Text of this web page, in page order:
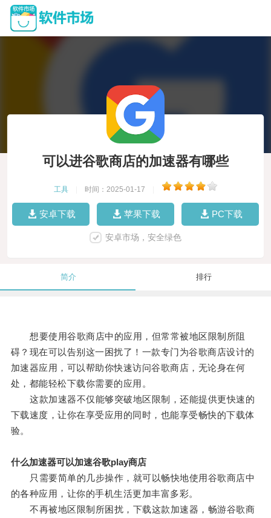
可以进谷歌商店的加速器有哪些
工具 时间：2025-01-17
安卓下载 苹果下载 PC下载
安卓市场，安全绿色
简介 排行
想要使用谷歌商店中的应用，但常常被地区限制所阻
碍？现在可以告别这一困扰了！一款专门为谷歌商店设计的
加速器应用，可以帮助你快速访问谷歌商店，无论身在何
处，都能轻松下载你需要的应用。
这款加速器不仅能够突破地区限制，还能提供更快速的
下载速度，让你在享受应用的同时，也能享受畅快的下载体
验。
什么加速器可以加速谷歌play商店
只需要简单的几步操作，就可以畅快地使用谷歌商店中
的各种应用，让你的手机生活更加丰富多彩。
不再被地区限制所困扰，下载这款加速器，畅游谷歌商